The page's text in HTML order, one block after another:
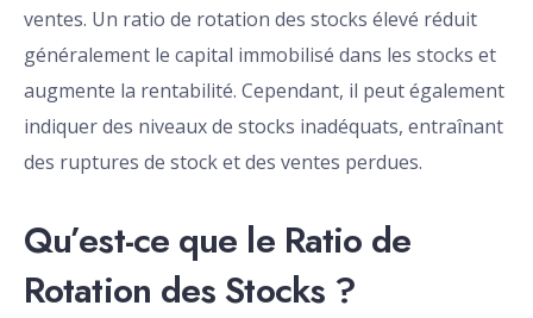
ventes. Un ratio de rotation des stocks élevé réduit
généralement le capital immobilisé dans les stocks et
augmente la rentabilité. Cependant, il peut également
indiquer des niveaux de stocks inadéquats, entraînant
des ruptures de stock et des ventes perdues.
Qu’est-ce que le Ratio de
Rotation des Stocks ?